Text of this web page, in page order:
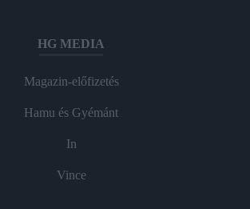
HG MEDIA
Magazin-előfizetés
Hamu és Gyémánt
In
Vince